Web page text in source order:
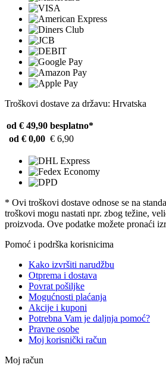
Troškovi dostave za državu: Hrvatska
od € 49,90 besplatno*
od € 0,00 € 6,90
* Ovi troškovi dostave odnose se na
troškovi mogu nastati npr. zbog težine,
proizvoda. Ove podatke možete pronaći
Pomoć i podrška korisnicima
Kako izvršiti narudžbu
Otprema i dostava
Povrat pošiljke
Mogućnosti plaćanja
Akcije i kuponi
Potrebna Vam je daljnja pomoć?
Pravne osobe
Moj korisnički račun
Moj račun